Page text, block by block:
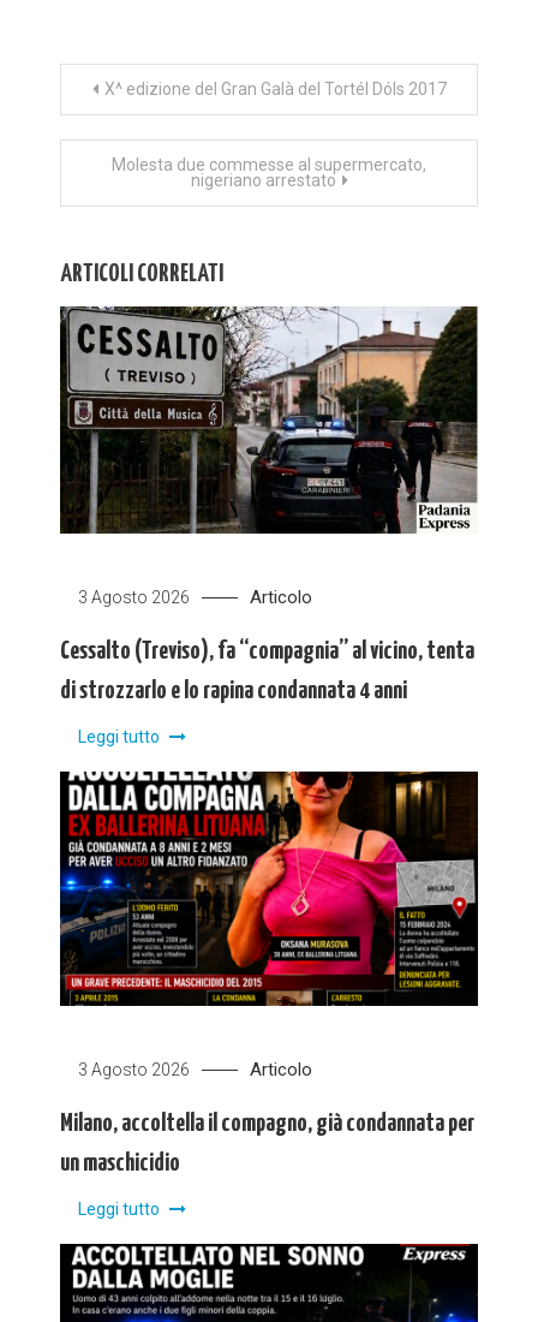
Navigazione
articoli
X^ edizione del Gran Galà del Tortél Dóls 2017
Molesta due commesse al supermercato,
nigeriano arrestato
ARTICOLI CORRELATI
3 Agosto 2026 Articolo
Cessalto (Treviso), fa “compagnia” al vicino, tenta
di strozzarlo e lo rapina condannata 4 anni
Leggi tutto
3 Agosto 2026 Articolo
Milano, accoltella il compagno, già condannata per
un maschicidio
Leggi tutto